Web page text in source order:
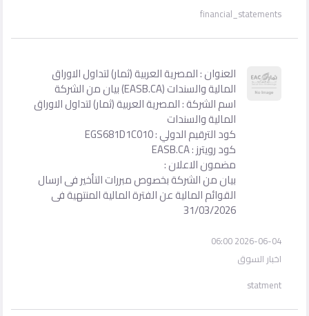
financial_statements
العنوان : المصرية العربية (ثمار) لتداول الاوراق
المالية والسندات (EASB.CA) بيان من الشركة
اسم الشركة : المصرية العربية (ثمار) لتداول الاوراق
المالية والسندات
كود الترقيم الدولي : EGS681D1C010
كود رويترز : EASB.CA
مضمون الاعلان :
بيان من الشركة بخصوص مبررات التأخير فى ارسال
القوائم المالية عن الفترة المالية المنتهية فى
31/03/2026
2026-06-04 06:00
اخبار السوق
statment